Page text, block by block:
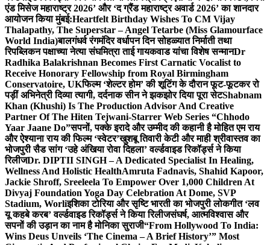
एंड मिसेज महाराष्ट्र 2026’ और ‘द ग्रैंड महाराष्ट्र अवार्ड 2026’ का शानदार
आयोजन किया मुंबई:Heartfelt Birthday Wishes To CM Vijay
Thalapathy, The Superstar – Angel Tetarbe (Miss Glamourface
World India)बालगंधर्व रंगमंदिर वर्धापन दिन सोहळ्यात निर्माती तथा
रिपब्लिकन पक्षाच्या नेत्या संघमित्रा ताई गायकवाड यांचा विशेष सन्मानDr
Radhika Balakrishnan Becomes First Carnatic Vocalist to
Receive Honorary Fellowship from Royal Birmingham
Conservatoire, UKफिल्म ‘शेल्टर होम’ की शूटिंग के दौरान फूट-फूटकर रो
पड़ीं अभिनेत्री दिव्या त्यागी, दर्दनाक सीन ने झकझोर दिया पूरा सेटShabnam
Khan (Khushi) Is The Production Advisor And Creative
Partner Of The Hiten Tejwani-Starrer Web Series “Chhodo
Yaar Jaane Do”सपनों, पक्के इरादे और उम्मीद की कहानी है मोहित एम राय
और ऐश्याना राय की फिल्म ‘स्वेटर’खुशबू तिवारी केटी और माही श्रीवास्तव का
भोजपुरी सैड सांग ‘उहे अंखिया रोवा दिहला’ वर्ल्डवाइड रिकॉर्ड्स ने किया
रिलीजDr. DIPTII SINGH – A Dedicated Specialist In Healing,
Wellness And Holistic HealthAmruta Fadnavis, Shahid Kapoor,
Jackie Shroff, Sreeleela To Empower Over 1,000 Children At
Divyaj Foundation Yoga Day Celebration At Dome, SVP
Stadium, Worliइशिका टोरिया और सृष्टि भारती का भोजपुरी लोकगीत ‘लव
यू कहबे करब’ वर्ल्डवाइड रिकॉर्ड्स ने किया रिलीजसंघर्ष, आत्मविश्वास और
सपनों की उड़ान का नाम है मोनिका सुराजी“From Hollywood To India:
Wins Deus Unveils ‘The Cinema – A Brief History’” Most